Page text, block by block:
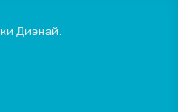
Диэнай.